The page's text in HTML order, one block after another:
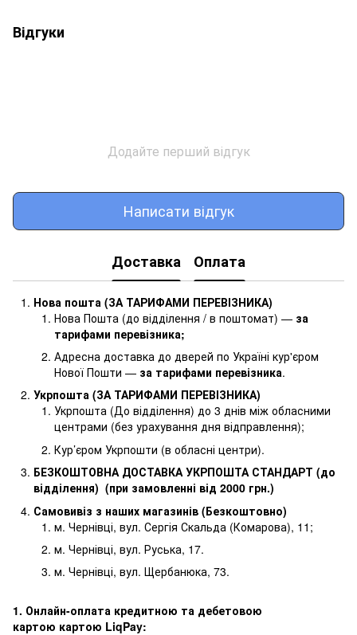
Відгуки
Додайте перший відгук
Написати відгук
Доставка Оплата
Нова пошта (ЗА ТАРИФАМИ ПЕРЕВІЗНИКА)
Нова Пошта (до відділення / в поштомат) — за
тарифами перевізника;
Адресна доставка до дверей по Україні кур'єром
Нової Пошти — за тарифами перевізника.
Укрпошта (ЗА ТАРИФАМИ ПЕРЕВІЗНИКА)
Укрпошта (До відділення) до 3 днів між обласними
центрами (без урахування дня відправлення);
Кур’єром Укрпошти (в обласні центри).
БЕЗКОШТОВНА ДОСТАВКА УКРПОШТА СТАНДАРТ (до
відділення) (при замовленні від 2000 грн.)
Самовивіз з наших магазинів (Безкоштовно)
м. Чернівці, вул. Сергія Скальда (Комарова), 11;
м. Чернівці, вул. Руська, 17.
м. Чернівці, вул. Щербанюка, 73.
1. Онлайн-оплата кредитною та дебетовою
картою картою LiqPay: